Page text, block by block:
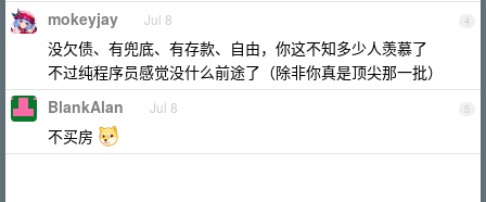
4
mokeyjay Jul 8
没欠债、有兜底、有存款、自由，你这不知多少人羡慕了
不过纯程序员感觉没什么前途了（除非你真是顶尖那一批）
5
BlankAlan Jul 8
不买房